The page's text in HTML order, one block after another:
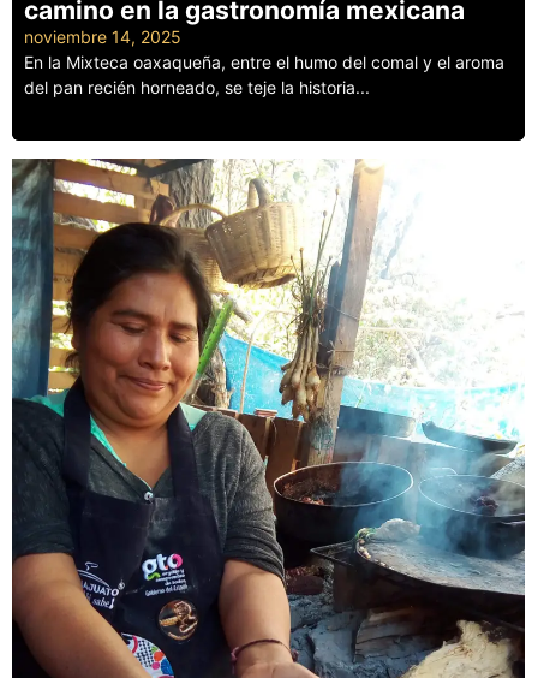
camino en la gastronomía mexicana
noviembre 14, 2025
En la Mixteca oaxaqueña, entre el humo del comal y el aroma
del pan recién horneado, se teje la historia...